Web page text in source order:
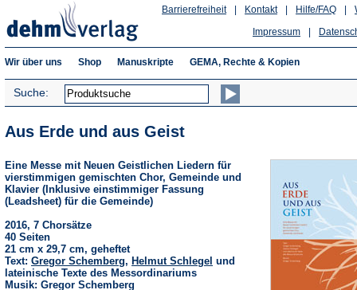
Hilfe/FAQ
Kontakt
Barrierefreiheit
Impressum
Wir über uns Shop Manuskripte GEMA, Rechte & Kopien
Suche:
Aus Erde und aus Geist
Eine Messe mit Neuen Geistlichen Liedern für
vierstimmigen gemischten Chor, Gemeinde und
Klavier (Inklusive einstimmiger Fassung
(Leadsheet) für die Gemeinde)
2016, 7 Chorsätze
40 Seiten
21 cm x 29,7 cm, geheftet
Text: Gregor Schemberg, Helmut Schlegel und
lateinische Texte des Messordinariums
Musik: Gregor Schemberg